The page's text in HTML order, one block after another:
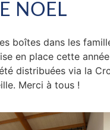
NOEL
boîtes dans les
en place cette
distribuées via la
Merci à tous !